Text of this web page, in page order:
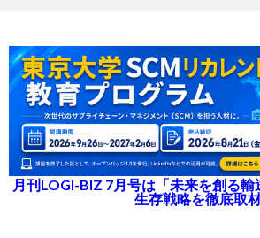
月刊LOGI-BIZ 7月号は「未来を創る
生存戦略を徹底取